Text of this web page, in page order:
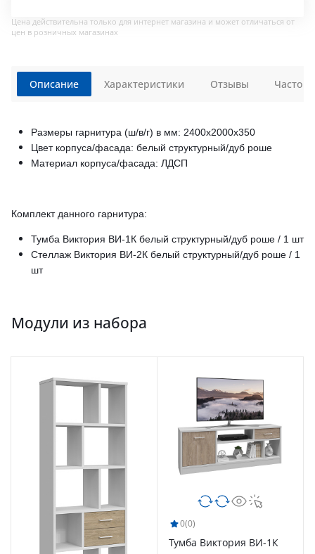
Цена действительна только для интернет магазина и может отличаться от
цен в розничных магазинах
Описание
Размеры гарнитура (ш/в/г) в мм: 2400х2000х350
Цвет корпуса/фасада: белый структурный/дуб роше
Материал корпуса/фасада: ЛДСП
Комплект данного гарнитура:
Тумба Виктория ВИ-1К белый структурный/дуб роше / 1 шт
Стеллаж Виктория ВИ-2К белый структурный/дуб роше / 1
шт
Характеристики Отзывы Часто
Модули из набора
0(0)
Тумба Виктория ВИ-1К